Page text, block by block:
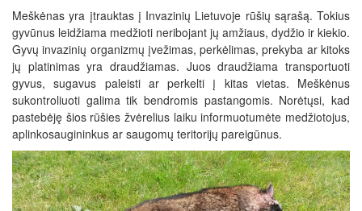
Meškėnas yra įtrauktas į Invazinių Lietuvoje rūšių sąrašą. Tokius
gyvūnus leidžiama medžioti neribojant jų amžiaus, dydžio ir kiekio.
Gyvų invazinių organizmų įvežimas, perkėlimas, prekyba ar kitoks
jų platinimas yra draudžiamas. Juos draudžiama transportuoti
gyvus, sugavus paleisti ar perkelti į kitas vietas. Meškėnus
sukontroliuoti galima tik bendromis pastangomis. Norėtųsi, kad
pastebėję šios rūšies žvėrelius laiku informuotumėte medžiotojus,
aplinkosaugininkus ar saugomų teritorijų pareigūnus.